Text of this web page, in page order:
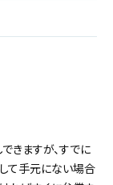
きますが、すでに
て手元にない場合